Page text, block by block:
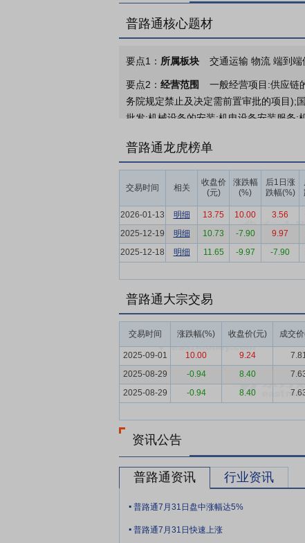
普路通核心题材
要点1： 所属板块 交通运输 物流 端到
要点2： 经营范围
一般经营项目:供应链
务院规定禁止及决定需前置审批的项目);
批发;机械设备的安装;机电设备安装服务;
用设备修理;玩具销售;金属材料销售;金
售;高性能有色金属及合金材料销售。(除
定型包装食品、保健食品);农副产品、预
要点3： 供应链业务
报告期内，公司紧
实现业务结构、服务能力与盈利结构的全
要点4：新能源业务
2025年是新能源行
局：储能业务由“拼规模、重制造”转向全
出效率。
4月，中共中央、国务院出台了“《加快
业和供应链企业，以促进全社会物流降
“着力提升产业链供应链韧性和安全水平
要点6：新能源行业
2025年1月，国家
文），明确新能源上网电量全面进入电
目（2025年6月1日前投产）实施机制电
机制电价，规模动态匹配消纳责任权重
引导资源优化配置，将加速新能源技术
要点7：光伏领域具备专业人才支撑、研
为公司在业务扩展及税收政策等方面提
从业人员，是一支从业经验丰富、专业
和综合电力市场化交易提供真实的数据
普路通龙虎榜单
交易时间 相关
收盘价
(元)
涨跌幅
(%)
后1日涨
跌幅(%)
2026-01-13 明细 13.75 10.00 3.56
2025-12-19
明细 10.73 -7.90 9.97
2025-12-18
明细 11.65 -9.97 -7.90
普路通大宗交易
交易时间 涨跌幅(%) 收盘价(元) 成交
2025-09-01 10.00 9.24
2025-08-29
-0.94 8.40
2025-08-29
-0.94 8.40
资讯公告
普路通资讯 行业资讯
. 普路通7月31日盘中涨幅达5%
. 普路通7月31日快速上涨